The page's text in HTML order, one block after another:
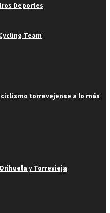
Deportes
Team
torrevejense a lo más
y Torrevieja